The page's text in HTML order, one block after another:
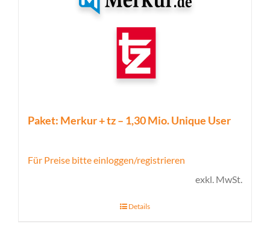
Paket: Merkur + tz – 1,30 Mio. Unique User
Für Preise bitte einloggen/registrieren
exkl. MwSt.
Details